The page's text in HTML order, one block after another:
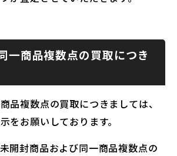
一商品複数点の買取につき
品複数点の買取につきましては、
をお願いしております。
開封商品および同一商品複数点の